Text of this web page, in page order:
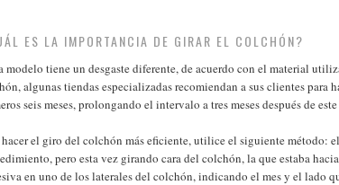
ES LA IMPORTANCIA DE GIRAR EL COLCHÓN?
modelo tiene un desgaste diferente, de acuerdo con el material
algunas tiendas especializadas recomiendan a sus clientes
seis meses, prolongando el intervalo a tres meses después de
hacer el giro del colchón más eficiente, utilice el siguiente
pero esta vez girando cara del colchón, la que estaba
en uno de los laterales del colchón, indicando el mes y el lado